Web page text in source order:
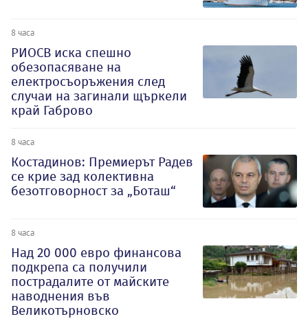
8 часа
РИОСВ иска спешно
обезопасяване на
електросъоръжения след
случаи на загинали щъркели
край Габрово
8 часа
Костадинов: Премиерът Радев
се крие зад колективна
безотговорност за „Боташ“
8 часа
Над 20 000 евро финансова
подкрепа са получили
пострадалите от майските
наводнения във
Великотърновско